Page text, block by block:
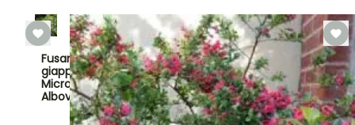
Fusaria
giapponese
Microphyllus
Albovariegat…